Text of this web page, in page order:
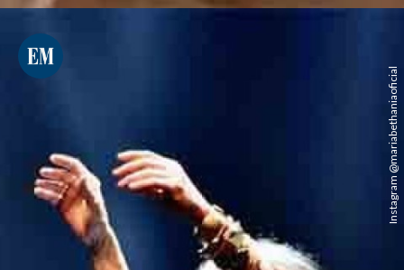
Instagram @mariabethaniaoficial